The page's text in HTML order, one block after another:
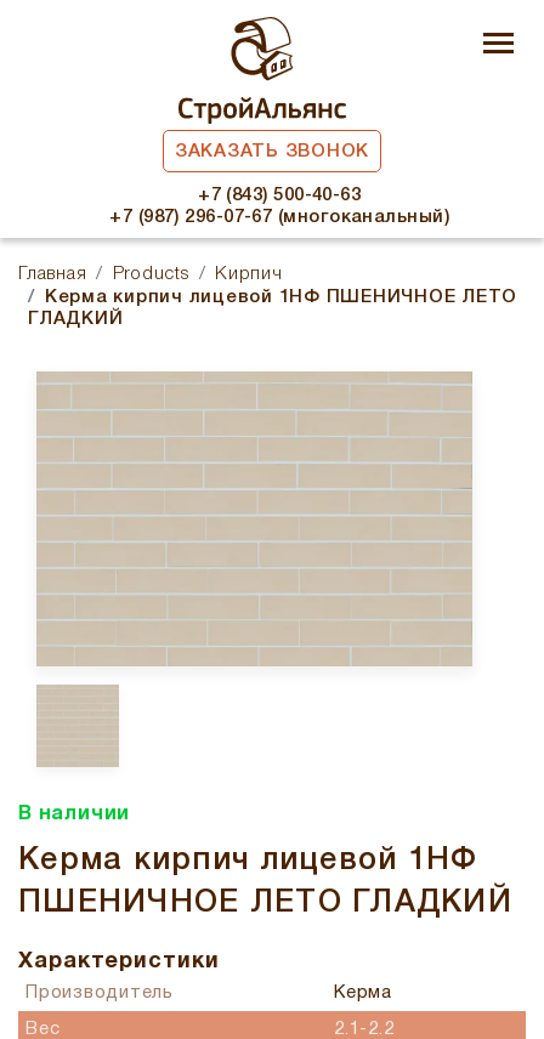
ЗАКАЗАТЬ ЗВОНОК
+7 (843) 500-40-63
+7 (987) 296-07-67 (многоканальный)
Главная Products
Кирпич
Керма кирпич лицевой 1НФ ПШЕНИЧНОЕ ЛЕТО
ГЛАДКИЙ
В наличии
Керма кирпич лицевой 1НФ
ПШЕНИЧНОЕ ЛЕТО ГЛАДКИЙ
Характеристики
Производитель Керма
Вес 2.1-2.2